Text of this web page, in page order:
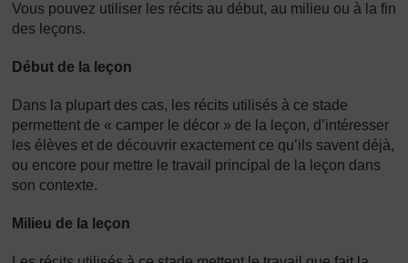
Vous pouvez utiliser les récits au début, au milieu ou à la fin
des leçons.
Début de la leçon
Dans la plupart des cas, les récits utilisés à ce stade
permettent de « camper le décor » de la leçon, d’intéresser
les élèves et de découvrir exactement ce qu’ils savent déjà,
ou encore pour mettre le travail principal de la leçon dans
son contexte.
Milieu de la leçon